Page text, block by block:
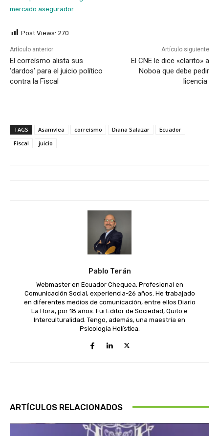
mercado asegurador
Post Views: 270
Artículo anterior
El correísmo alista sus
‘dardos’ para el juicio político
contra la Fiscal
Artículo siguiente
El CNE le dice «clarito» a
Noboa que debe pedir
licencia
TAGS Asamvlea correísmo Diana Salazar
Ecuador
Fiscal
juicio
Pablo Terán
Webmaster en Ecuador Chequea. Profesional en
Comunicación Social, experiencia-26 años. He trabajado
en diferentes medios de comunicación, entre ellos Diario
La Hora, por 18 años. Fui Editor de Sociedad, Quito e
Interculturalidad. Tengo, además, una maestría en
Psicología Holística.
ARTÍCULOS RELACIONADOS